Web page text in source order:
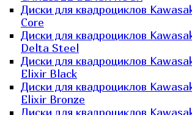
Диски для квадроциклов
Core
Диски для квадроциклов
Delta Steel
Диски для квадроциклов
Elixir Black
Диски для квадроциклов
Elixir Bronze
Диски для квадроциклов